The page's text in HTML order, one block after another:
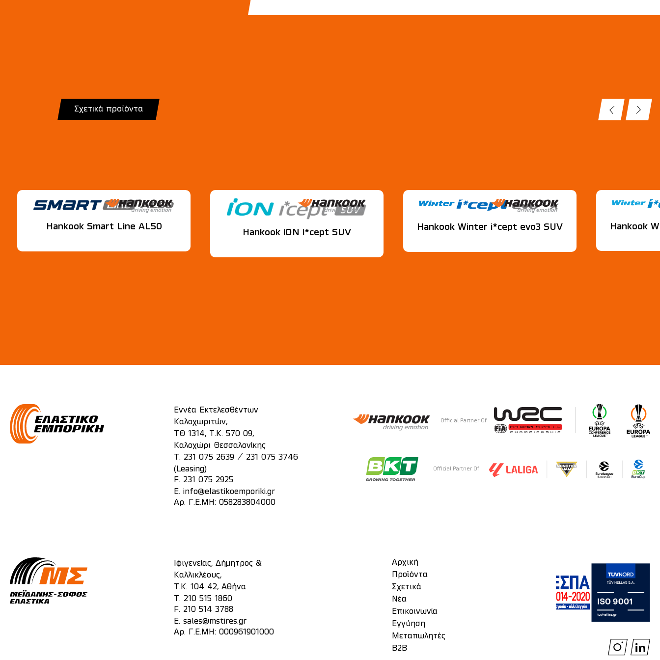
Σχετικά προϊόντα
Hankook Smart Line AL50
Hankook iON i*cept SUV
Hankook Winter i*cept evo3 SUV Hankook
Εννέα Εκτελεσθέντων
Καλοχωριτών,
ΤΘ 1314, Τ.Κ. 570 09,
Καλοχώρι Θεσσαλονίκης
T. 231 075 2639/
231 075 3746
(Leasing)
F. 231 075 2925
E.
info@elastikoemporiki.gr
Αρ. Γ.Ε.ΜΗ: 058283804000
Official Partner Of
Official Partner Of
Ιφιγενείας, Δήμητρος &
Καλλικλέους,
Τ.Κ. 104 42, Αθήνα
T. 210 515 1860
F. 210 514 3788
E. sales@mstires.gr
Αρ. Γ.Ε.ΜΗ: 000961901000
Αρχική
Προϊόντα
Σχετικά
Νέα
Επικοινωνία
Eγγύηση
Μεταπωλητές
Β2Β